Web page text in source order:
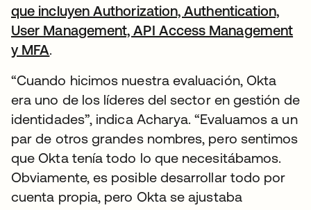
que incluyen Authorization, Authentication,
User Management, API Access Management
y MFA.
“Cuando hicimos nuestra evaluación, Okta
era uno de los líderes del sector en gestión de
identidades”, indica Acharya. “Evaluamos a un
par de otros grandes nombres, pero sentimos
que Okta tenía todo lo que necesitábamos.
Obviamente, es posible desarrollar todo por
cuenta propia, pero Okta se ajustaba